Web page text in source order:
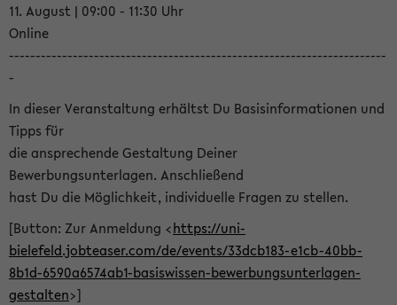
11. August | 09:00 - 11:30 Uhr
Online
-----------------------------------------------------------------------
-
In dieser Veranstaltung erhältst Du Basisinformationen und
Tipps für
die ansprechende Gestaltung Deiner
Bewerbungsunterlagen. Anschließend
hast Du die Möglichkeit, individuelle Fragen zu stellen.
[Button: Zur Anmeldung <https://uni-
bielefeld.jobteaser.com/de/events/33dcb183-e1cb-40bb-
8b1d-6590a6574ab1-basiswissen-bewerbungsunterlagen-
gestalten>]